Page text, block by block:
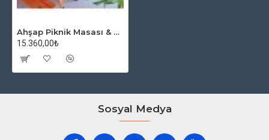
Ahşap Piknik Masası & Bench
15.360,00₺
Sosyal Medya